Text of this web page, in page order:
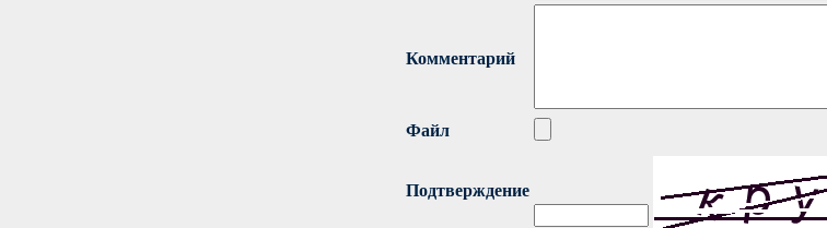
Комментарий
Файл
Подтверждение